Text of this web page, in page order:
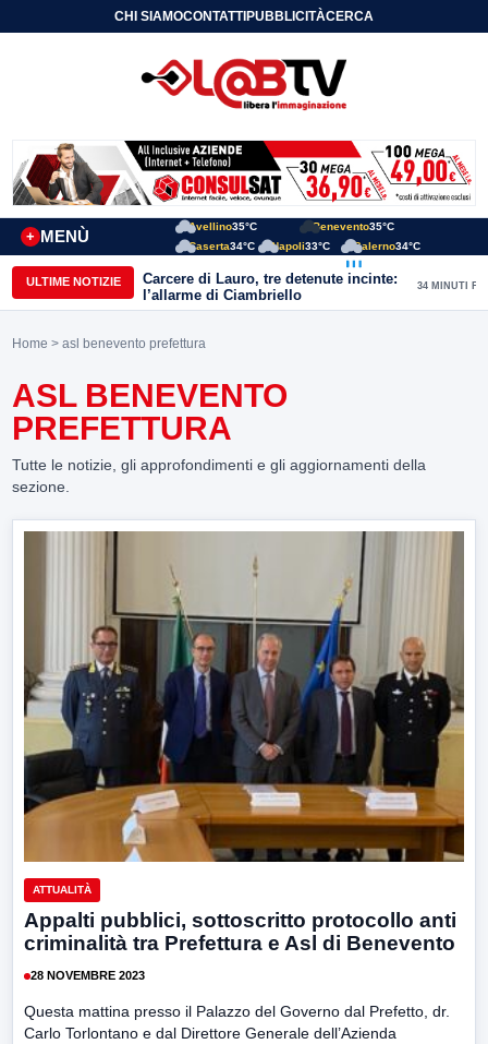
CHI SIAMOCONTATTIPUBBLICITÀCERCA
MENÙ
+
Avellino35°C Benevento35°C
Caserta34°C Napoli33°C Salerno34°C
ULTIME NOTIZIE
Carcere di Lauro, tre detenute incinte:
l’allarme di Ciambriello
34 MINUTI FA
Home > asl benevento prefettura
ASL BENEVENTO
PREFETTURA
Tutte le notizie, gli approfondimenti e gli aggiornamenti della
sezione.
ATTUALITÀ
Appalti pubblici, sottoscritto protocollo anti
criminalità tra Prefettura e Asl di Benevento
28 NOVEMBRE 2023
Questa mattina presso il Palazzo del Governo dal Prefetto, dr.
Carlo Torlontano e dal Direttore Generale dell’Azienda